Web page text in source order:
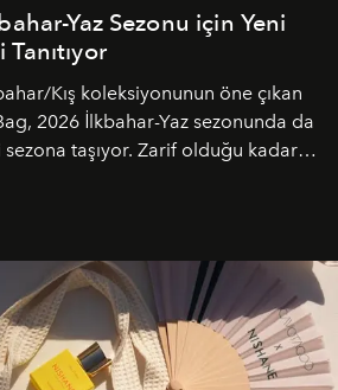
Yaz Sezonu için Yeni
Kış koleksiyonunun öne çıkan
2026 İlkbahar-Yaz sezonunda da
taşıyor. Zarif olduğu kadar